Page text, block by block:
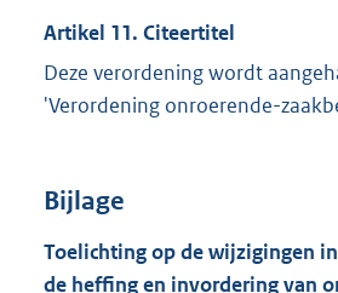
Artikel 11. Citeertitel
Deze verordening wordt
'Verordening onroerende-
Bijlage
Toelichting op de wijzigingen
de heffing en invordering van